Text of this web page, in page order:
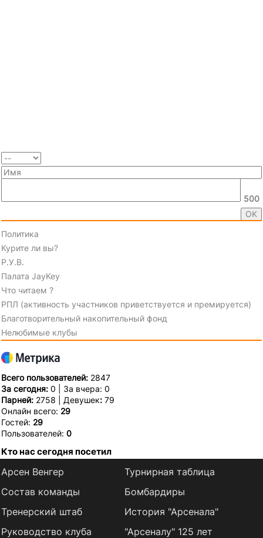
500
Политика
Курите ли вы?
Р.У.В.
Палата JayKey
Что читаем ?
РПЛ (активность участников приветствуется и премируется)
Благотворительный накопительный фонд
Нелюбимые клубы
Всего пользователей: 2847
За сегодня: 0 | За вчера: 0
Парней: 2758 | Девушек: 79
Онлайн всего: 29
Гостей: 29
Пользователей: 0
Кто нас сегодня посетил
Арсен Венгер
Состав команды
Тренерский штаб
Руководство клуба
Турнирная таблица
Бомбардиры
История "Арсенала"
"Арсеналу" 125 лет